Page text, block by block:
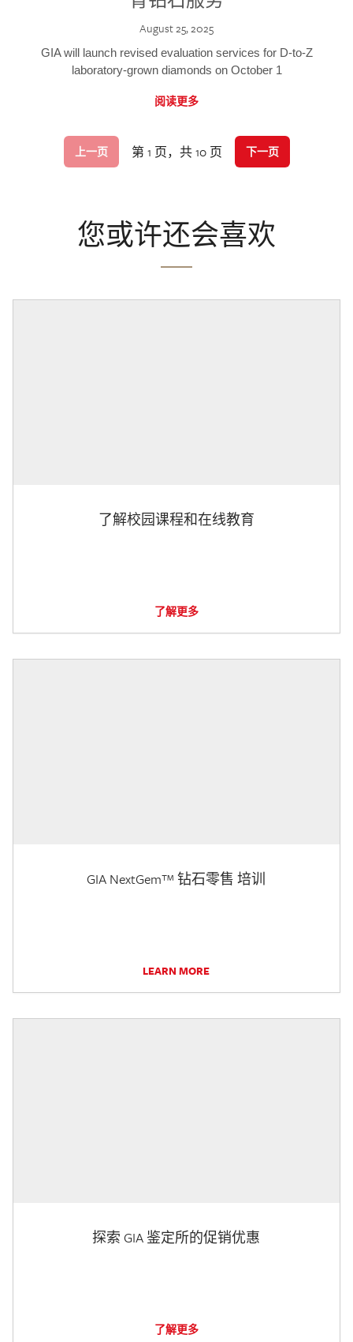
August 25, 2025
GIA will launch revised evaluation services for D-to-Z
laboratory-grown diamonds on October 1
阅读更多
上一页 第 1 页，共 10 页 下一页
您或许还会喜欢
了解校园课程和在线教育
了解更多
GIA NextGem™ 钻石零售 培训
LEARN MORE
探索 GIA 鉴定所的促销优惠
了解更多